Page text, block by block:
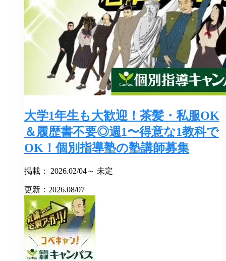
大学1年生も大歓迎！茶髪・私服OK
＆履歴書不要◎週1〜得意な1教科で
OK！個別指導塾の塾講師募集
掲載： 2026.02/04～ 未定
更新：2026.08/07